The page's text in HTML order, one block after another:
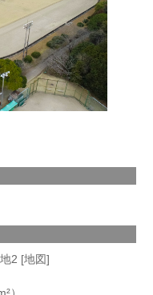
2 [地図]